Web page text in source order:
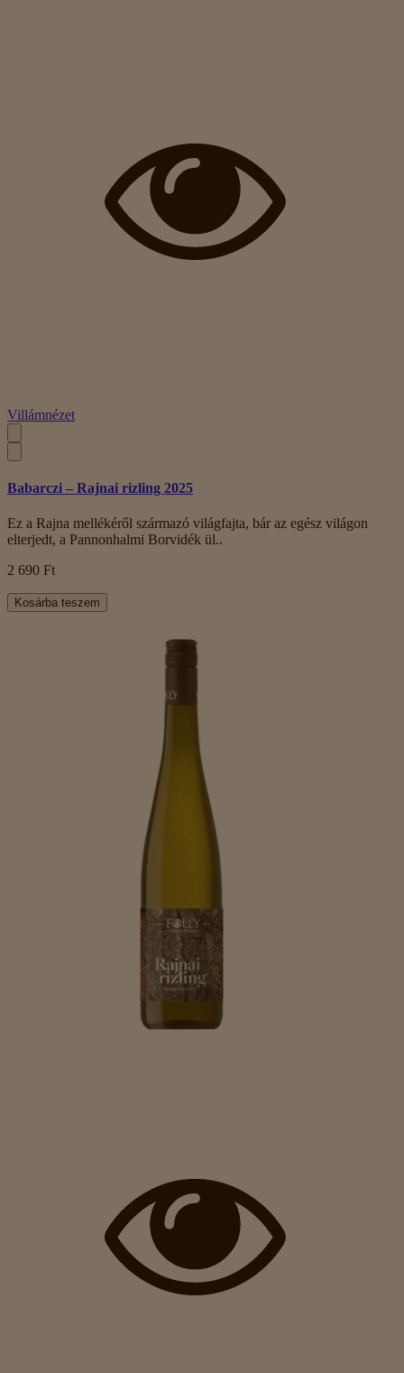
Villámnézet
Babarczi – Rajnai rizling 2025
Ez a Rajna mellékéről származó világfajta, bár az egész világon
elterjedt, a Pannonhalmi Borvidék ül..
2 690 Ft
Kosárba teszem